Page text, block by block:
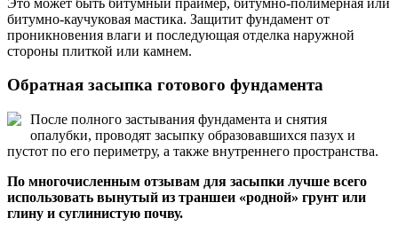
битумно-каучуковая мастика. Защитит фундамент от
проникновения влаги и последующая отделка наружной
стороны плиткой или камнем.
Обратная засыпка готового фундамента
После полного застывания фундамента и снятия
опалубки, проводят засыпку образовавшихся пазух и
пустот по его периметру, а также внутреннего пространства.
По многочисленным отзывам для засыпки лучше всего
использовать вынутый из траншеи «родной» грунт или
глину и суглинистую почву.